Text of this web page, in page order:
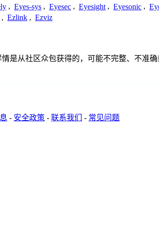
, Eyes-sys , Eyesec , Eyesight , Eyesonic ,
, Ezlink , Ezviz
是从社区众包获得的，可能不完整、不
- 安全政策 - 联系我们 - 常见问题